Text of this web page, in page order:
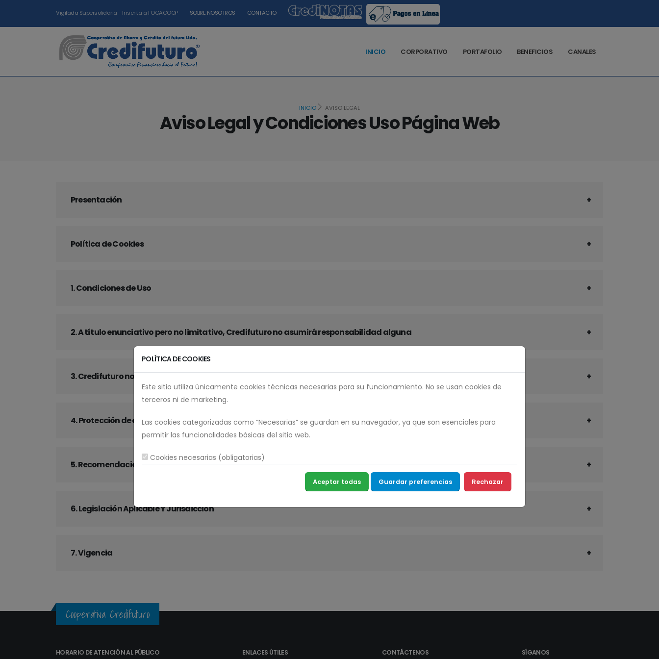
Vigilada Supersolidaria - Inscrita a FOGACOOP SOBRE NOSOTROS CONTACTO
INICIO CORPORATIVO PORTAFOLIO BENEFICIOS CANALES
Aviso Legal y Condiciones Uso Página Web
INICIO AVISO LEGAL
Presentación
Política de Cookies
1. Condiciones de Uso
2. A título enunciativo pero no limitativo, Credifuturo no asumirá responsabilidad alguna
3. Credifuturo no garantiza
4. Protección de datos
5. Recomendaciones
6. Legislación Aplicable Y Jurisdicción
7. Vigencia
Cooperativa Credifuturo
HORARIO DE ATENCIÓN AL PÚBLICO ENLACES ÚTILES CONTÁCTENOS SÍGANOS
POLÍTICA DE COOKIES
Este sitio utiliza únicamente cookies técnicas necesarias para su funcionamiento. No se usan cookies de
terceros ni de marketing.
Las cookies categorizadas como “Necesarias” se guardan en su navegador, ya que son esenciales para
permitir las funcionalidades básicas del sitio web.
Cookies necesarias (obligatorias)
Aceptar todas Guardar preferencias Rechazar